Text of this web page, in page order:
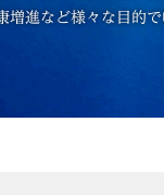
増進など様々な目的で